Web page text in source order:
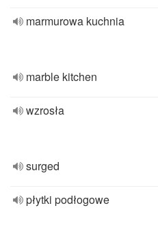
marmurowa kuchnia
marble kitchen
wzrosła
surged
płytki podłogowe